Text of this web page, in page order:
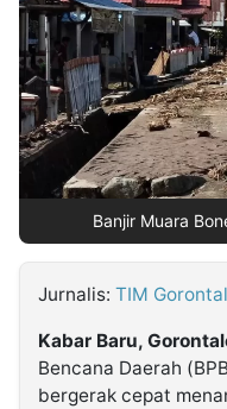
Insight
NTB
Suara
Time
Lens
IDN
Daily
Jogja
Jalan
Rakyat
Idealita
News
Kita
Notice
Dinamikapost.com
Radar
Baru
Seedbacklink
Follow
Kabarbaru
Banjir Muara
Jurnalis: TIM
Kabar Baru,
Bencana Daerah
bergerak cepat